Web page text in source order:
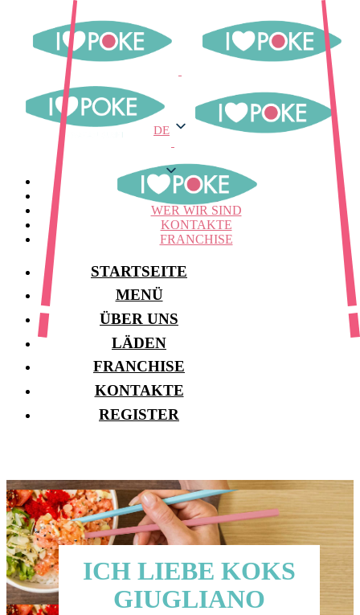
DE
MENÜ
LAGER
WER WIR SIND
KONTAKTE
FRANCHISE
STARTSEITE
MENÜ
ÜBER UNS
LÄDEN
FRANCHISE
KONTAKTE
REGISTER
ICH LIEBE KOKS
GIUGLIANO